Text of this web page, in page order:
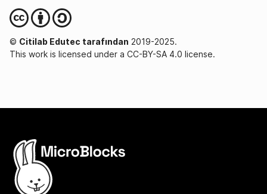
© Citilab Edutec tarafından 2019-2025.
This work is licensed under a CC-BY-SA 4.0 license.